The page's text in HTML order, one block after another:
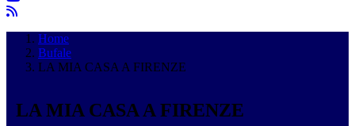
Home
Bufale
LA MIA CASA A FIRENZE
LA MIA CASA A FIRENZE